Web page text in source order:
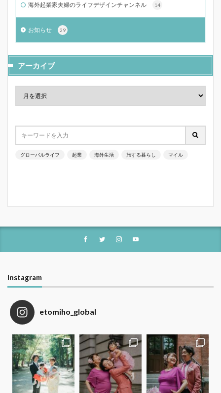
海外起業家夫婦のライフデザインチャンネル 14
お知らせ 29
アーカイブ
グローバルライフ 起業 海外生活 旅する暮らし マイル
Instagram
etomiho_global